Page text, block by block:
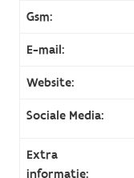
Gsm:
E-mail:
Website:
Sociale Media:
Extra
informatie: